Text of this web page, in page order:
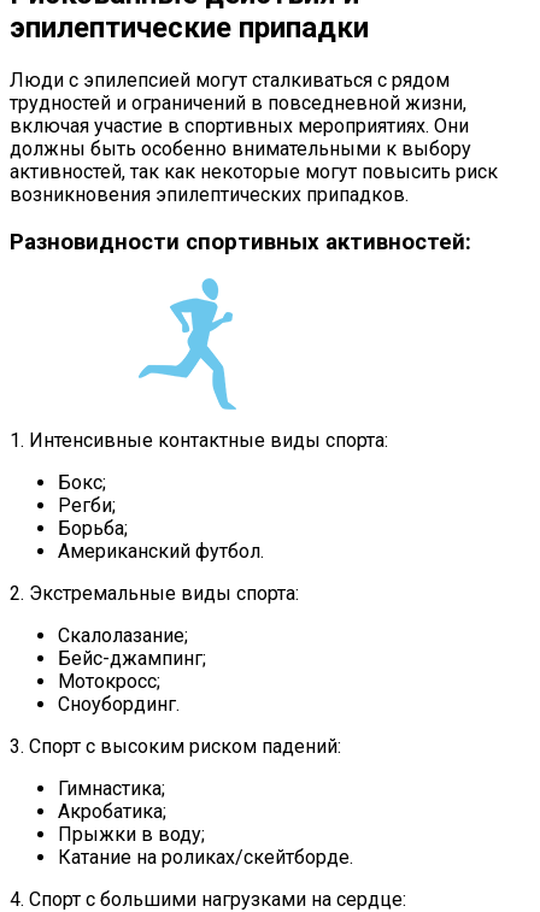
эпилептические припадки
Люди с эпилепсией могут сталкиваться с рядом
трудностей и ограничений в повседневной жизни,
включая участие в спортивных мероприятиях. Они
должны быть особенно внимательными к выбору
активностей, так как некоторые могут повысить риск
возникновения эпилептических припадков.
Разновидности спортивных активностей:
1. Интенсивные контактные виды спорта:
Бокс;
Регби;
Борьба;
Американский футбол.
2. Экстремальные виды спорта:
Скалолазание;
Бейс-джампинг;
Мотокросс;
Сноубординг.
3. Спорт с высоким риском падений:
Гимнастика;
Акробатика;
Прыжки в воду;
Катание на роликах/скейтборде.
4. Спорт с большими нагрузками на сердце: